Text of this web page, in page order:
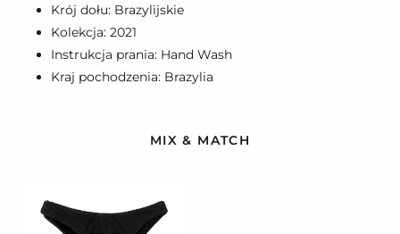
Krój dołu: Brazylijskie
Kolekcja: 2021
Instrukcja prania: Hand Wash
Kraj pochodzenia: Brazylia
MIX & MATCH
Cotele-
Preto